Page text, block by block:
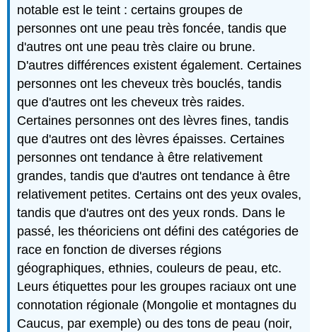
notable est le teint : certains groupes de
personnes ont une peau très foncée, tandis que
d'autres ont une peau très claire ou brune.
D'autres différences existent également. Certaines
personnes ont les cheveux très bouclés, tandis
que d'autres ont les cheveux très raides.
Certaines personnes ont des lèvres fines, tandis
que d'autres ont des lèvres épaisses. Certaines
personnes ont tendance à être relativement
grandes, tandis que d'autres ont tendance à être
relativement petites. Certains ont des yeux ovales,
tandis que d'autres ont des yeux ronds. Dans le
passé, les théoriciens ont défini des catégories de
race en fonction de diverses régions
géographiques, ethnies, couleurs de peau, etc.
Leurs étiquettes pour les groupes raciaux ont une
connotation régionale (Mongolie et montagnes du
Caucus, par exemple) ou des tons de peau (noir,